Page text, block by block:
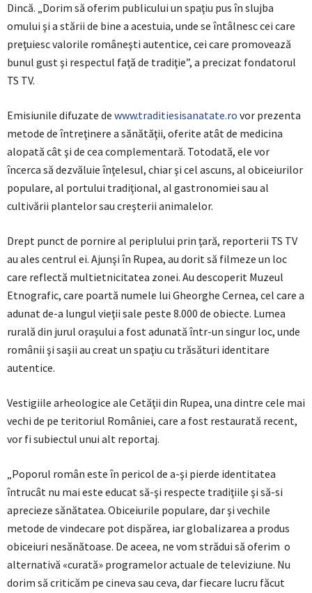
Dincă. „Dorim să oferim publicului un spaţiu pus în slujba
omului şi a stării de bine a acestuia, unde se întâlnesc cei care
preţuiesc valorile româneşti autentice, cei care promovează
bunul gust şi respectul faţă de tradiţie”, a precizat fondatorul
TS TV.
Emisiunile difuzate de www.traditiesisanatate.ro vor prezenta
metode de întreţinere a sănătăţii, oferite atât de medicina
alopată cât şi de cea complementară. Totodată, ele vor
încerca să dezvăluie înţelesul, chiar şi cel ascuns, al obiceiurilor
populare, al portului tradiţional, al gastronomiei sau al
cultivării plantelor sau creşterii animalelor.
Drept punct de pornire al periplului prin ţară, reporterii TS TV
au ales centrul ei. Ajunşi în Rupea, au dorit să filmeze un loc
care reflectă multietnicitatea zonei. Au descoperit Muzeul
Etnografic, care poartă numele lui Gheorghe Cernea, cel care a
adunat de-a lungul vieţii sale peste 8.000 de obiecte. Lumea
rurală din jurul oraşului a fost adunată într-un singur loc, unde
românii şi saşii au creat un spaţiu cu trăsături identitare
autentice.
Vestigiile arheologice ale Cetăţii din Rupea, una dintre cele mai
vechi de pe teritoriul României, care a fost restaurată recent,
vor fi subiectul unui alt reportaj.
„Poporul român este în pericol de a-şi pierde identitatea
întrucât nu mai este educat să-şi respecte tradiţiile şi să-si
aprecieze sănătatea. Obiceiurile populare, dar şi vechile
metode de vindecare pot dispărea, iar globalizarea a produs
obiceiuri nesănătoase. De aceea, ne vom strădui să oferim o
alternativă «curată» programelor actuale de televiziune. Nu
dorim să criticăm pe cineva sau ceva, dar fiecare lucru făcut